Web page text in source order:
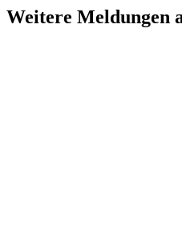
Weitere Meldungen